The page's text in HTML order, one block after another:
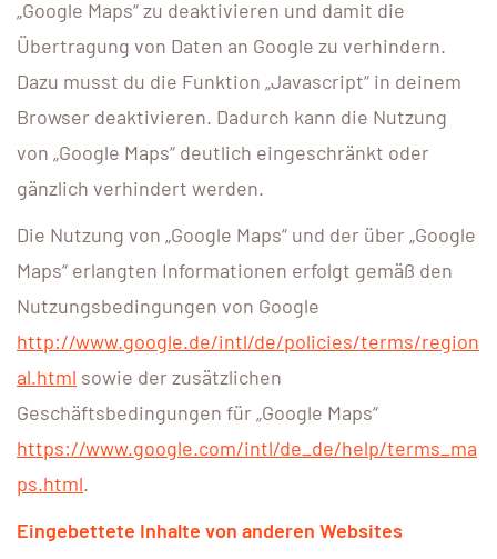
„Google Maps“ zu deaktivieren und damit die
Übertragung von Daten an Google zu verhindern.
Dazu musst du die Funktion „Javascript“ in deinem
Browser deaktivieren. Dadurch kann die Nutzung
von „Google Maps“ deutlich eingeschränkt oder
gänzlich verhindert werden.
Die Nutzung von „Google Maps“ und der über „Google
Maps“ erlangten Informationen erfolgt gemäß den
Nutzungsbedingungen von Google
http://www.google.de/intl/de/policies/terms/region
al.html sowie der zusätzlichen
Geschäftsbedingungen für „Google Maps“
https://www.google.com/intl/de_de/help/terms_ma
ps.html.
Eingebettete Inhalte von anderen Websites